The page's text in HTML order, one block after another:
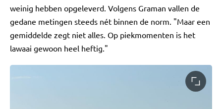
weinig hebben opgeleverd. Volgens Graman vallen de
gedane metingen steeds nét binnen de norm. "Maar een
gemiddelde zegt niet alles. Op piekmomenten is het
lawaai gewoon heel heftig."